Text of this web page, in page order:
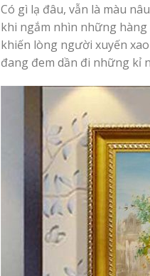
Có gì lạ đâu, vẫn là màu
khi ngắm nhìn những hàng
khiến lòng người xuyến
đang đem dần đi những kỉ